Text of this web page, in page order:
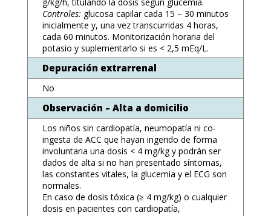
Controles: glucosa capilar cada 15 – 30 minutos
inicialmente y, una vez transcurridas 4 horas,
cada 60 minutos. Monitorización horaria del
potasio y suplementarlo si es < 2,5 mEq/L.
Depuración extrarrenal
No
Observación – Alta a domicilio
Los niños sin cardiopatía, neumopatía ni co-
ingesta de ACC que hayan ingerido de forma
involuntaria una dosis < 4 mg/kg y podrán ser
dados de alta si no han presentado síntomas,
las constantes vitales, la glucemia y el ECG son
normales.
En caso de dosis tóxica (≥ 4 mg/kg) o cualquier
dosis en pacientes con cardiopatía,